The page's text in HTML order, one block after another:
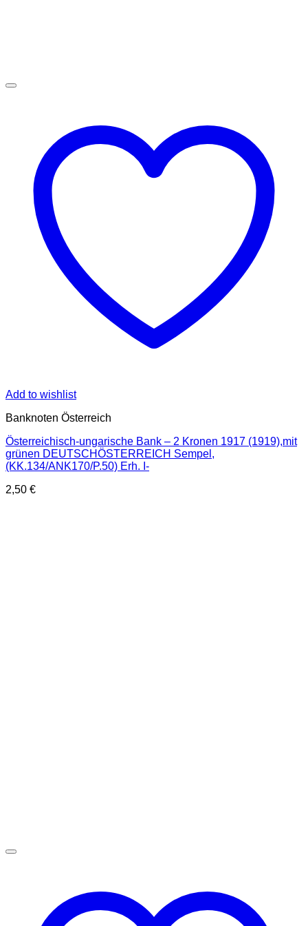
Add to wishlist
Banknoten Österreich
Österreichisch-ungarische Bank – 2 Kronen 1917 (1919),mit
grünen DEUTSCHÖSTERREICH Sempel,
(KK.134/ANK170/P.50) Erh. I-
2,50 €